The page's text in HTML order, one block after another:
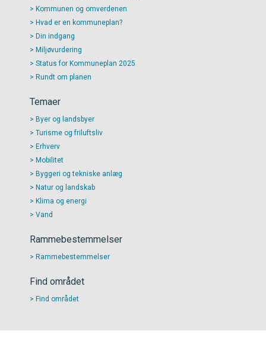
Kommunen og omverdenen
Hvad er en kommuneplan?
Din indgang
Miljøvurdering
Status for Kommuneplan 2025
Rundt om planen
Temaer
Byer og landsbyer
Turisme og friluftsliv
Erhverv
Mobilitet
Byggeri og tekniske anlæg
Natur og landskab
Klima og energi
Vand
Rammebestemmelser
Rammebestemmelser
Find området
Find området